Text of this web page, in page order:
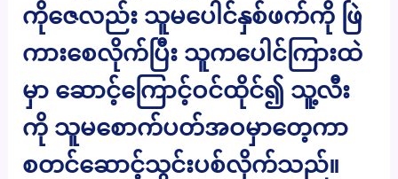
ကိုဇေလည်း သူမပေါင်နှစ်ဖက်ကို ဖြဲ
ကားစေလိုက်ပြီး သူကပေါင်ကြားထဲ
မှာ ဆောင့်ကြောင့်ဝင်ထိုင်၍ သူ့လီး
ကို သူမစောက်ပတ်အဝမှာတေ့ကာ
စတင်ဆောင့်သွင်းပစ်လိုက်သည်။